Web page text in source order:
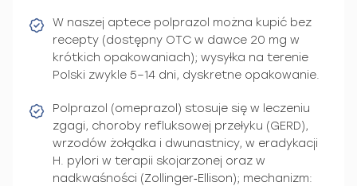
W naszej aptece polprazol można kupić bez
recepty (dostępny OTC w dawce 20 mg w
krótkich opakowaniach); wysyłka na terenie
Polski zwykle 5–14 dni, dyskretne opakowanie.
Polprazol (omeprazol) stosuje się w leczeniu
zgagi, choroby refluksowej przełyku (GERD),
wrzodów żołądka i dwunastnicy, w eradykacji
H. pylori w terapii skojarzonej oraz w
nadkwaśności (Zollinger‑Ellison); mechanizm: